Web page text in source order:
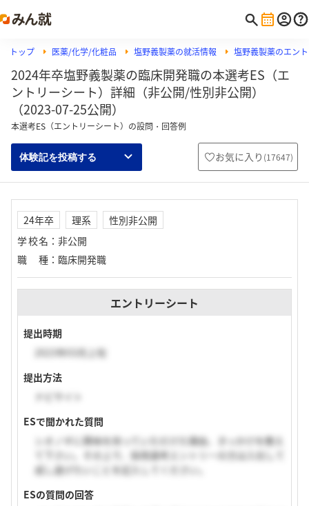
トップ 医薬/化学/化粧品 塩野義製薬の就活情報 塩野義製薬のエン
2024年卒塩野義製薬の臨床開発職の本選考ES（エ
ントリーシート）詳細（非公開/性別非公開）
（2023-07-25公開）
本選考ES（エントリーシート）の設問・回答例
体験記を投稿する お気に入り (17647)
24年卒 理系
性別非公開
学校名 ： 非公開
職種 ： 臨床開発職
エントリーシート
提出時期
2023年03月上旬
提出方法
ESで聞かれた質問
シオノギに興味を持っていただけた理由、きっかけを教え
て下さい。その上で、採用選考エントリーの方は入社して
成し遂げたいことを記入してください。
ESの質問の回答